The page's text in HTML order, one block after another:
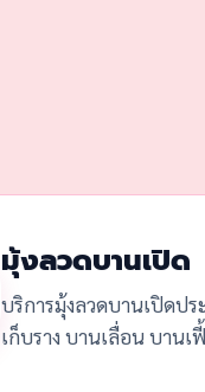
มุ้งลวดบานเปิด
บริการมุ้งลวดบานเปิดป
เก็บราง บานเลื่อน บานเ